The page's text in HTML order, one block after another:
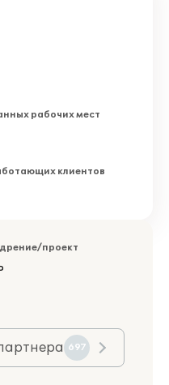
рабочих мест
клиентов
проект
697